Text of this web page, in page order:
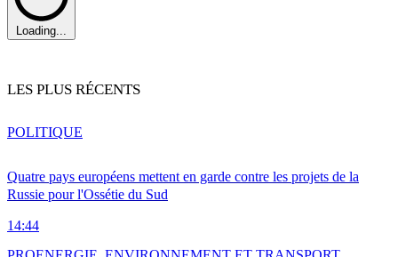
Loading...
LES PLUS RÉCENTS
Quatre pays européens mettent en garde contre les projets de la
Russie pour l'Ossétie du Sud
14:44
POLITIQUE